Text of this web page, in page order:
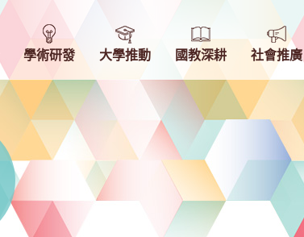
學術研發 大學推動 國教深耕 社會推廣